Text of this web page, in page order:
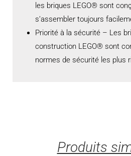
les briques LEGO® sont
s’assembler toujours
Priorité à la sécurité – Les
construction LEGO® sont
normes de sécurité les plus
Produits